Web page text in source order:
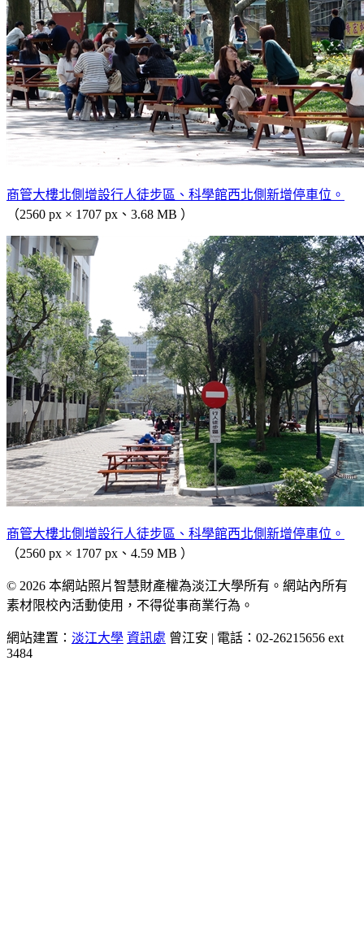
商管大樓北側增設行人徒步區、科學館西北側新增停車位。
（2560 px × 1707 px、3.68 MB ）
商管大樓北側增設行人徒步區、科學館西北側新增停車位。
（2560 px × 1707 px、4.59 MB ）
© 2026 本網站照片智慧財產權為淡江大學所有。網站內所有
素材限校內活動使用，不得從事商業行為。
網站建置： 淡江大學 資訊處 曾江安 | 電話：02-26215656 ext
3484